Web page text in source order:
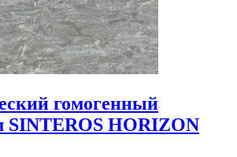
гомогенный
SINTEROS HORIZON